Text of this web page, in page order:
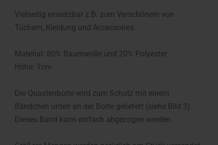
Vielseitig einsetzbar z.B. zum Verschönern von
Tüchern, Kleidung und Accessoires.
Material: 80% Baumwolle und 20% Polyester
Höhe: 7cm
Die Quastenborte wird zum Schutz mit einem
Bändchen unten an der Borte geliefert (siehe Bild 3).
Dieses Band kann einfach abgezogen werden.